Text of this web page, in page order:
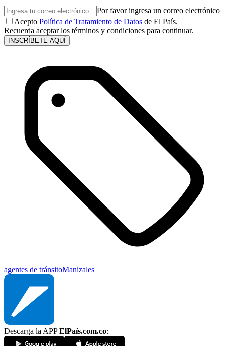
Por favor ingresa un correo electrónico
Acepto Política de Tratamiento de Datos de El País.
Recuerda aceptar los términos y condiciones para continuar.
INSCRÍBETE AQUÍ
agentes de tránsitoManizales
Descarga la APPElPaís.com.co: